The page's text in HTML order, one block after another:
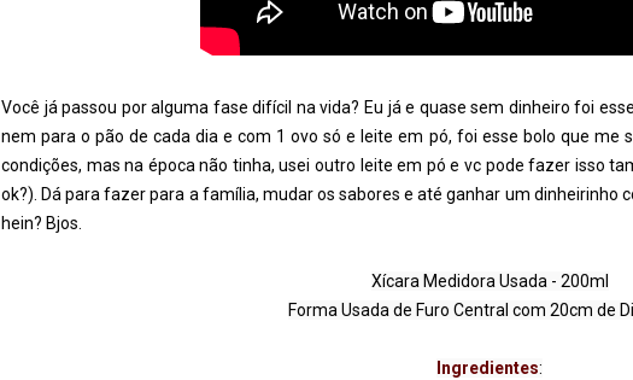
Você já passou por alguma fase difícil na vida? Eu já e quase sem dinheiro foi
nem para o pão de cada dia e com 1 ovo só e leite em pó, foi esse bolo que me
condições, mas na época não tinha, usei outro leite em pó e vc pode fazer isso
ok?). Dá para fazer para a família, mudar os sabores e até ganhar um dinheirinho
hein? Bjos.
Xícara Medidora Usada - 200ml
Ingredientes: